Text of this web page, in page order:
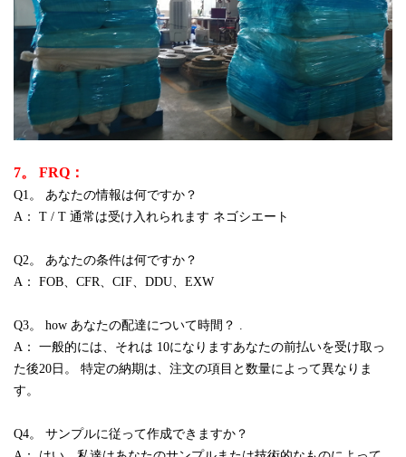
7。 FRQ：
Q1。 あなたの情報は何ですか？
A： T / T 通常は受け入れられます ネゴシエート
Q2。 あなたの条件は何ですか？
A： FOB、CFR、CIF、DDU、EXW
Q3。 how あなたの配達について時間？ .
A： 一般的には、それは 10になりますあなたの前払いを受け取っ
た後20日。 特定の納期は、注文の項目と数量によって異なりま
す。
Q4。 サンプルに従って作成できますか？